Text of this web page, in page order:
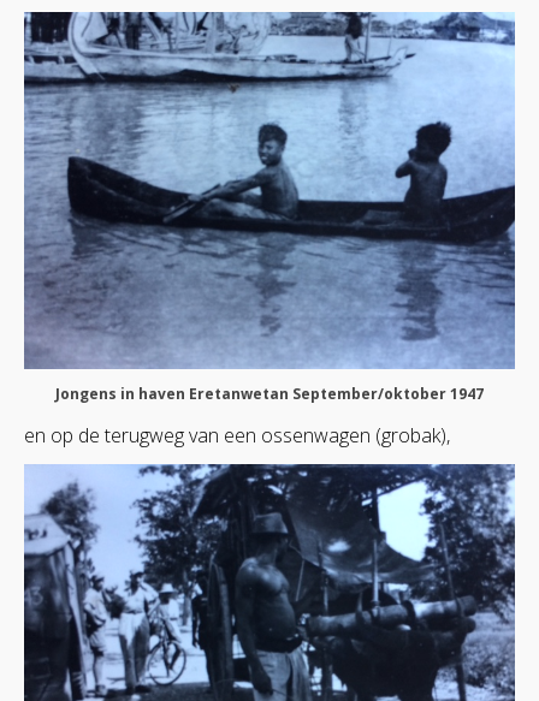
Jongens in haven Eretanwetan September/oktober 1947
en op de terugweg van een ossenwagen (grobak),